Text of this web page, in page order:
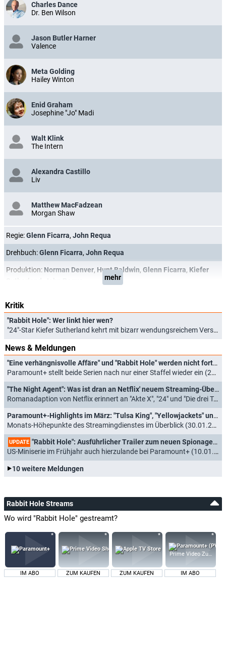
Charles Dance
Dr. Ben Wilson
Jason Butler Harner
Valence
Meta Golding
Hailey Winton
Enid Graham
Josephine "Jo" Madi
Walt Klink
The Intern
Alexandra Castillo
Liv
Matthew MacFadzean
Morgan Shaw
Regie:Glenn Ficarra, John Requa
Drehbuch:Glenn Ficarra, John Requa
Produktion: Norman Denver, Hunt Baldwin, Glenn Ficarra, Kiefer
mehr
Kritik
"Rabbit Hole": Wer linkt hier wen?
"24"-Star Kiefer Sutherland kehrt mit bizarr wendungsreichem Verschwörungstrip in Spionagewelt zurück (26.03.2023)
News & Meldungen
"Eine verhängnisvolle Affäre" und "Rabbit Hole" werden nicht fortgesetzt
Paramount+ stellt beide Serien nach nur einer Staffel wieder ein (27.10.2023)
"The Night Agent": Was ist dran an Netflix' neuem Streaming-Überflieger?
Romanadaption von Netflix erinnert an "Akte X", "24" und "Die drei Tage des Condor" (08.04.2023)
Paramount+-Highlights im März: "Tulsa King", "Yellowjackets" und "Rabbit Hole"
Monats-Höhepunkte des Streamingdienstes im Überblick (30.01.2023)
UPDATE "Rabbit Hole": Ausführlicher Trailer zum neuen Spionagethriller mit "24"-Star Kiefer Sutherland
US-Miniserie im Frühjahr auch hierzulande bei Paramount+ (10.01.2023)
10 weitere Meldungen
Rabbit Hole Streams
Wo wird "Rabbit Hole" gestreamt?
IM ABO ZUM KAUFEN ZUM KAUFEN
Prime Video Zusatz-
IM ABO